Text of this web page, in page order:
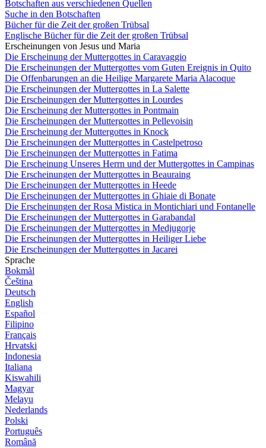
Botschaften aus verschiedenen Quellen
Suche in den Botschaften
Bücher für die Zeit der großen Trübsal
Englische Bücher für die Zeit der großen Trübsal
Erscheinungen von Jesus und Maria
Die Erscheinung der Muttergottes in Caravaggio
Die Erscheinungen der Muttergottes vom Guten Ereignis in Quito
Die Offenbarungen an die Heilige Margarete Maria Alacoque
Die Erscheinungen der Muttergottes in La Salette
Die Erscheinungen der Muttergottes in Lourdes
Die Erscheinung der Muttergottes in Pontmain
Die Erscheinungen der Muttergottes in Pellevoisin
Die Erscheinung der Muttergottes in Knock
Die Erscheinungen der Muttergottes in Castelpetroso
Die Erscheinungen der Muttergottes in Fatima
Die Erscheinung Unseres Herrn und der Muttergottes in Campinas
Die Erscheinungen der Muttergottes in Beauraing
Die Erscheinungen der Muttergottes in Heede
Die Erscheinungen der Muttergottes in Ghiaie di Bonate
Die Erscheinungen der Rosa Mistica in Montichiari und Fontanelle
Die Erscheinungen der Muttergottes in Garabandal
Die Erscheinungen der Muttergottes in Medjugorje
Die Erscheinungen der Muttergottes in Heiliger Liebe
Die Erscheinungen der Muttergottes in Jacarei
Sprache
Bokmål
Čeština
Deutsch
English
Español
Filipino
Français
Hrvatski
Indonesia
Italiana
Kiswahili
Magyar
Melayu
Nederlands
Polski
Português
Română